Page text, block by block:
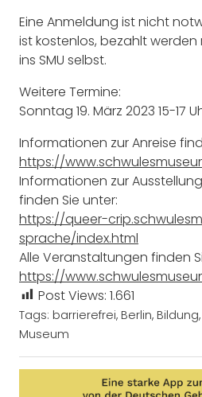
Eine Anmeldung ist nicht
ist kostenlos, bezahlt werden
ins SMU selbst.
Weitere Termine:
Sonntag 19. März 2023 15-17
Informationen zur Anreise
https://
Informationen zur
finden Sie unter:
https://queer-
sprache/index.html
Alle Veranstaltungen finden
https://
Post Views: 1.661
Tags: barrierefrei, Berlin, Bildung,
Museum